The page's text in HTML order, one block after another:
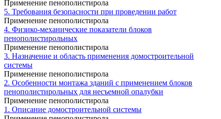
Применение пенополистирола
5. Требования безопасности при проведении работ
Применение пенополистирола
4. Физико-механические показатели блоков
пенополистирольных
Применение пенополистирола
3. Назначение и область применения домостроительной
системы
Применение пенополистирола
2. Особенности монтажа зданий с применением блоков
пенополистирольных для несъемной опалубки
Применение пенополистирола
1. Описание домостроительной системы